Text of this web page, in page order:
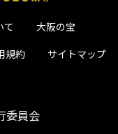
て
大阪の宝
規約
サイトマップ
委員会